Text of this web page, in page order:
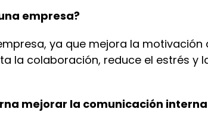
empresa?
ya que mejora la motivación
la colaboración, reduce el estrés y
mejorar la comunicación